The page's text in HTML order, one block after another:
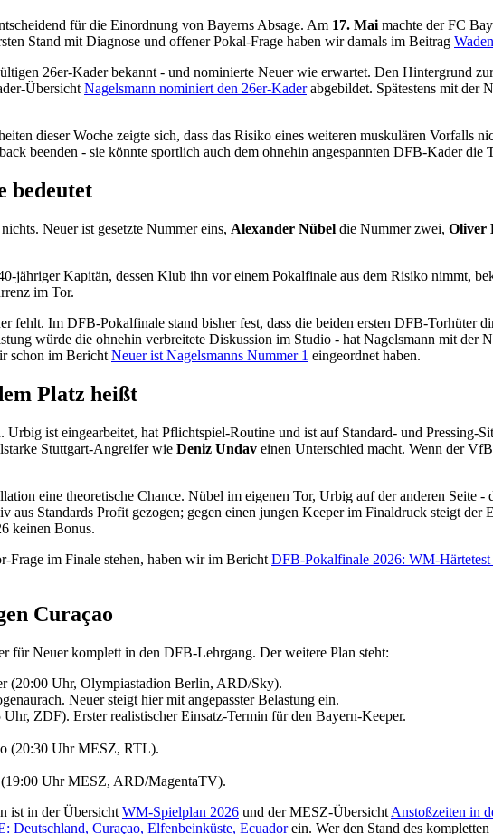
für die Einordnung von Bayerns Absage. Am 17. Mai machte der FC
Stand mit Diagnose und offener Pokal-Frage haben wir damals im Beitrag
26er-Kader bekannt - und nominierte Neuer wie erwartet. Den Hintergrund
Übersicht Nagelsmann nominiert den 26er-Kaderabgebildet. Spätestens mit der
dieser Woche zeigte sich, dass das Risiko eines weiteren muskulären Vorfalls
beenden - sie könnte sportlich auch dem ohnehin angespannten DFB-Kader die
bedeutet
Neuer ist gesetzte Nummer eins, Alexander Nübel die Nummer zwei, Oliver
jähriger Kapitän, dessen Klub ihn vor einem Pokalfinale aus dem Risiko nimmt,
im Tor.
fehlt. Im DFB-Pokalfinale stand bisher fest, dass die beiden ersten DFB-Torhüter
würde die ohnehin verbreitete Diskussion im Studio - hat Nagelsmann mit der
schon im Bericht Neuer ist Nagelsmanns Nummer 1 eingeordnet haben.
Platz heißt
Urbig ist eingearbeitet, hat Pflichtspiel-Routine und ist auf Standard- und Pressing-
Stuttgart-Angreifer wie Deniz Undav einen Unterschied macht. Wenn der
eine theoretische Chance. Nübel im eigenen Tor, Urbig auf der anderen Seite -
aus Standards Profit gezogen; gegen einen jungen Keeper im Finaldruck steigt
keinen Bonus.
im Finale stehen, haben wir im Bericht DFB-Pokalfinale 2026: WM-Härtetest
Curaçao
für Neuer komplett in den DFB-Lehrgang. Der weitere Plan steht:
(20:00 Uhr, Olympiastadion Berlin, ARD/Sky).
Neuer steigt hier mit angepasster Belastung ein.
ZDF). Erster realistischer Einsatz-Termin für den Bayern-Keeper.
(20:30 Uhr MESZ, RTL).
Uhr MESZ, ARD/MagentaTV).
ist in der Übersicht WM-Spielplan 2026 und der MESZ-Übersicht Anstoßzeiten in
Deutschland, Curaçao, Elfenbeinküste, Ecuadorein. Wer den Stand des